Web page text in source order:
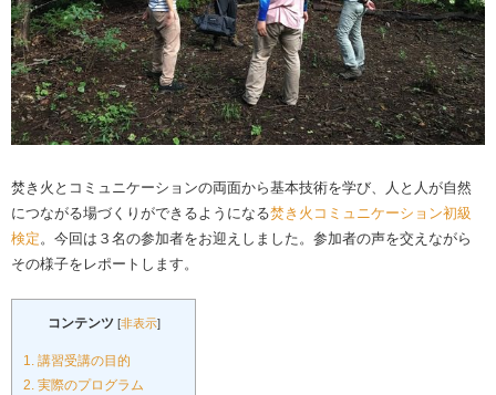
焚き火とコミュニケーションの両面から基本技術を学び、人と人が自然
につながる場づくりができるようになる焚き火コミュニケーション初級
検定 。今回は３名の参加者をお迎えしました。参加者の声を交えながら
その様子をレポートします。
コンテンツ [非表示]
1. 講習受講の目的
2. 実際のプログラム